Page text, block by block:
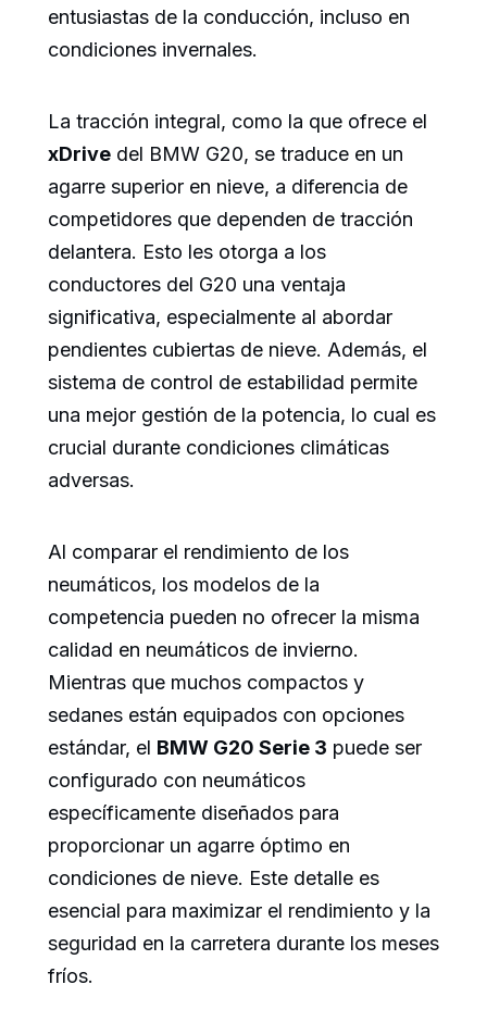
entusiastas de la conducción, incluso en
condiciones invernales.
La tracción integral, como la que ofrece el
xDrive del BMW G20, se traduce en un
agarre superior en nieve, a diferencia de
competidores que dependen de tracción
delantera. Esto les otorga a los
conductores del G20 una ventaja
significativa, especialmente al abordar
pendientes cubiertas de nieve. Además, el
sistema de control de estabilidad permite
una mejor gestión de la potencia, lo cual es
crucial durante condiciones climáticas
adversas.
Al comparar el rendimiento de los
neumáticos, los modelos de la
competencia pueden no ofrecer la misma
calidad en neumáticos de invierno.
Mientras que muchos compactos y
sedanes están equipados con opciones
estándar, el BMW G20 Serie 3 puede ser
configurado con neumáticos
específicamente diseñados para
proporcionar un agarre óptimo en
condiciones de nieve. Este detalle es
esencial para maximizar el rendimiento y la
seguridad en la carretera durante los meses
fríos.